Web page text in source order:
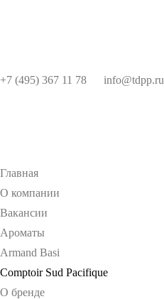
+7 (495) 367 11 78 info@tdpp.ru
Главная
О компании
Вакансии
Ароматы
Armand Basi
Comptoir Sud Pacifique
О бренде